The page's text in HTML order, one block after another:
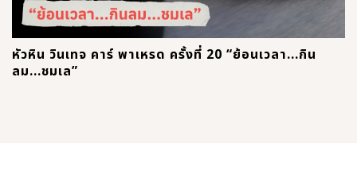
หัวหิน วินเทจ คาร์ พาเหรด ครั้งที่ 20 “ย้อนเวลา...กิน
ลม...ชมเล”